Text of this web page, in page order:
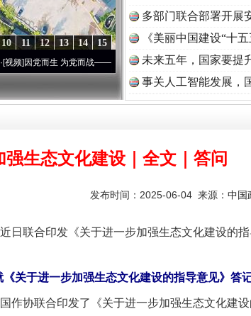
15
14
13
12
11
10
生 为党而战——百年“纪”事⑧加强纪律..·[视频]牢记初心使命 奋
多部门联合部署开展
《美丽中国建设“十
未来五年，国家要提
事关人工智能发展，
强生态文化建设｜全文｜答问
发布时间：2025-06-04 来源： 中国
联合印发《关于进一步加强生态文化建设的
关于进一步加强生态文化建设的指导意见》答
协联合印发了《关于进一步加强生态文化建设